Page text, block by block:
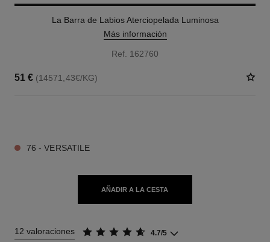
La Barra de Labios Aterciopelada Luminosa
Más información
Ref. 162760
51 € (14571,43€/KG)
76 - VERSATILE
AÑADIR A LA CESTA
12 valoraciones 4.7/5